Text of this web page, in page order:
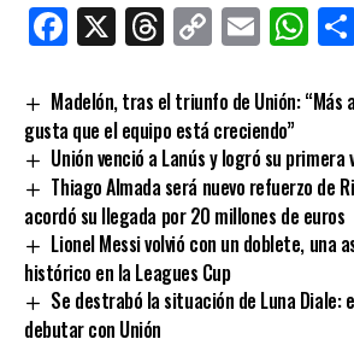
Facebook
X Threads
Copy
Madelón, tras el triunfo de Unión: “Más
gusta que el equipo está creciendo”
Unión venció a Lanús y logró su
Thiago Almada será nuevo refuerzo de
acordó su llegada por 20 millones de euros
Lionel Messi volvió con un doblete, una
histórico en la Leagues Cup
Se destrabó la situación de Luna Diale:
debutar con Unión